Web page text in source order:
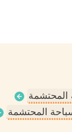
المحتشمة
المحتشمة